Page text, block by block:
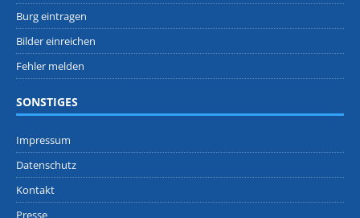
Burg eintragen
Bilder einreichen
Fehler melden
SONSTIGES
Impressum
Datenschutz
Kontakt
Presse